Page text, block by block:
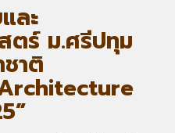
ละ
ตร์ ม.ศรีปทุม
ชาติ